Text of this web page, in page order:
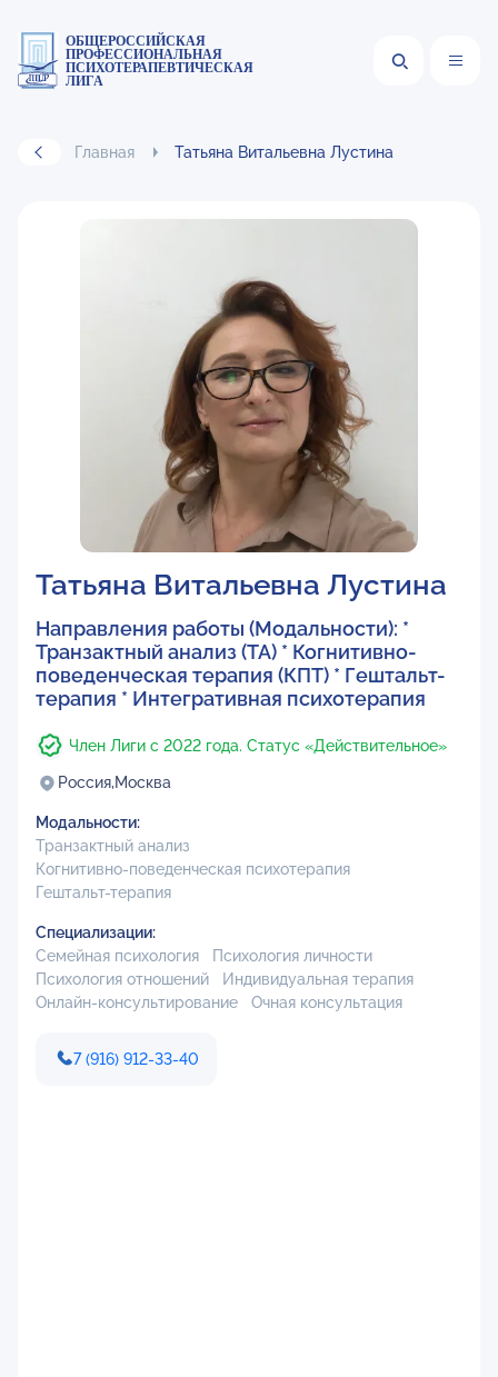
ОБЩЕРОССИЙСКАЯ
ПРОФЕССИОНАЛЬНАЯ
ПСИХОТЕРАПЕВТИЧЕСКАЯ
ЛИГА
Главная Татьяна Витальевна Лустина
Татьяна Витальевна Лустина
Направления работы (Модальности): *
Транзактный анализ (ТА) * Когнитивно-
поведенческая терапия (КПТ) * Гештальт-
терапия * Интегративная психотерапия
Член Лиги с 2022 года. Статус «Действительное»
Россия,Москва
Модальности:
Транзактный анализ
Когнитивно-поведенческая психотерапия
Гештальт-терапия
Специализации:
Семейная психология
Психология личности
Психология отношений
Индивидуальная терапия
Онлайн-консультирование
Очная консультация
7 (916) 912-33-40